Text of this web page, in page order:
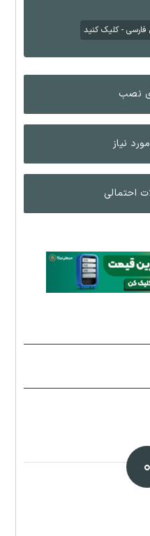
فارسی - کلیک کنید
نصب
نیاز
احتمالی
۰